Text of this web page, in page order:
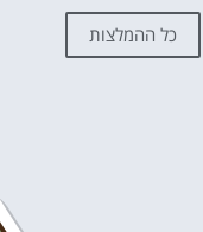
כל ההמלצות